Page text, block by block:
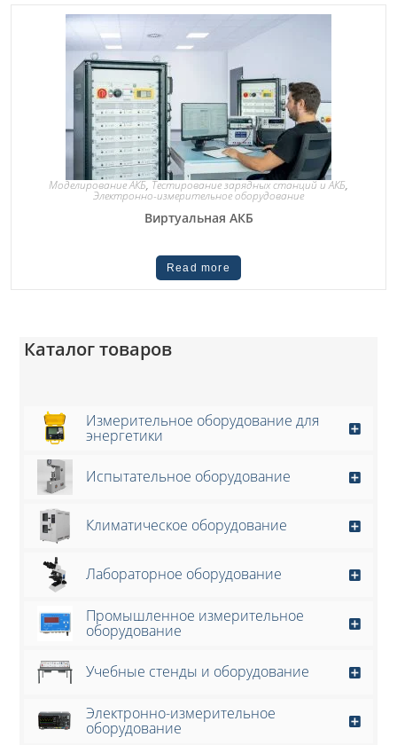
Моделирование АКБ,Тестирование зарядных станций и АКБ,
Электронно-измерительное оборудование
Виртуальная АКБ
Read more
Каталог товаров
Измерительное оборудование для
энергетики
Испытательное оборудование
Климатическое оборудование
Лабораторное оборудование
Промышленное измерительное
оборудование
Учебные стенды и оборудование
Электронно-измерительное
оборудование